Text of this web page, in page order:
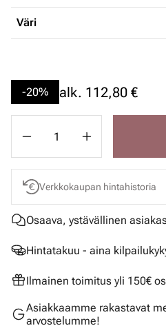
Väri
-20% alk. 112,80 €
Verkkokaupan hintahistoria
Osaava, ystävällinen
Hintatakuu - aina
Ilmainen toimitus yli 150€
Asiakkaamme rakastavat
arvostelumme!